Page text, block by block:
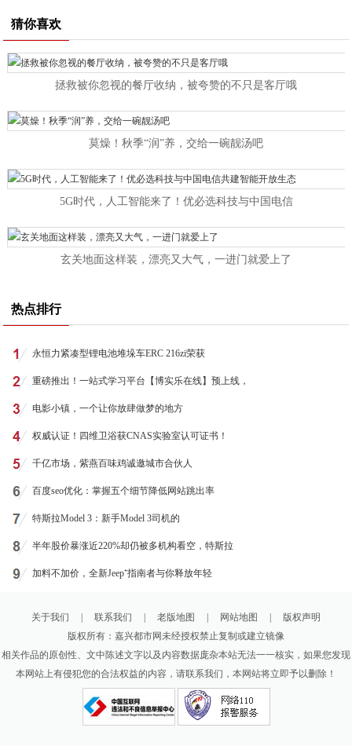
猜你喜欢
拯救被你忽视的餐厅收纳，被夸赞的不只是客厅哦
莫燥！秋季“润”养，交给一碗靓汤吧
5G时代，人工智能来了！优必选科技与中国电信
玄关地面这样装，漂亮又大气，一进门就爱上了
热点排行
永恒力紧凑型锂电池堆垛车ERC 216zi荣获
重磅推出！一站式学习平台【博实乐在线】预上线，
电影小镇，一个让你放肆做梦的地方
权威认证！四维卫浴获CNAS实验室认可证书！
千亿市场，紫燕百味鸡诚邀城市合伙人
百度seo优化：掌握五个细节降低网站跳出率
特斯拉Model 3：新手Model 3司机的
半年股价暴涨近220%却仍被多机构看空，特斯拉
加料不加价，全新Jeep⁺指南者与你释放年轻
关于我们 联系我们 老版地图 网站地图
版权声明
版权所有：嘉兴都市网未经授权禁止复制或建立镜像
相关作品的原创性、文中陈述文字以及内容数据庞杂本站无法一一核实，如果您发现
本网站上有侵犯您的合法权益的内容，请联系我们，本网站将立即予以删除！